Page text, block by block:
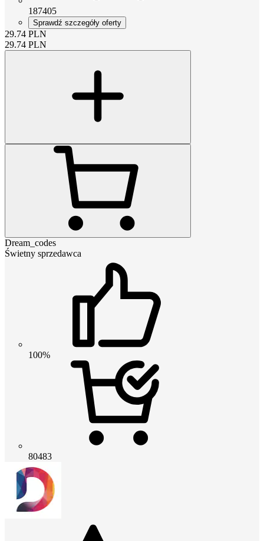
187405
Sprawdź szczegóły oferty
29.74 PLN
29.74 PLN
Dream_codes
Świetny sprzedawca
100%
80483